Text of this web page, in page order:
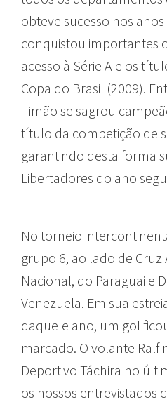
obteve sucesso nos
conquistou importantes
acesso à Série A e os
Copa do Brasil (2009).
Timão se sagrou
título da competição de
garantindo desta forma
Libertadores do ano
No torneio
grupo 6, ao lado de Cruz
Nacional, do Paraguai e
Venezuela. Em sua
daquele ano, um gol
marcado. O volante Ralf
Deportivo Táchira no
os nossos entrevistados